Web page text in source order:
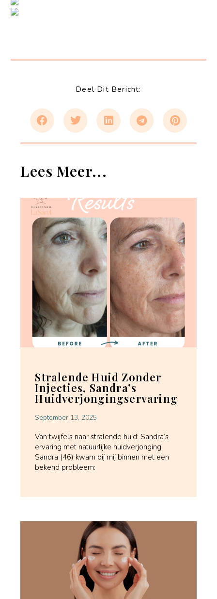
Deel Dit Bericht:
Lees Meer...
Stralende Huid Zonder
Injecties, Sandra’s
Huidverjongingservaring
September 13, 2025
Van twijfels naar stralende huid: Sandra’s
ervaring met natuurlijke huidverjonging
Sandra (46) kwam bij mij binnen met een
bekend probleem: